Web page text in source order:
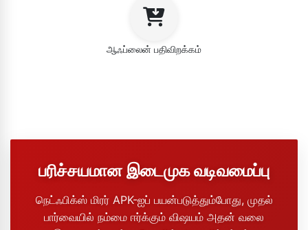
ஆஃப்லைன் பதிவிறக்கம்
பரிச்சயமான இடைமுக வடிவமைப்பு
நெட்ஃபிக்ஸ் மிரர் APK-ஐப் பயன்படுத்தும்போது, ​​முதல்
பார்வையில் நம்மை ஈர்க்கும் விஷயம் அதன் வலை